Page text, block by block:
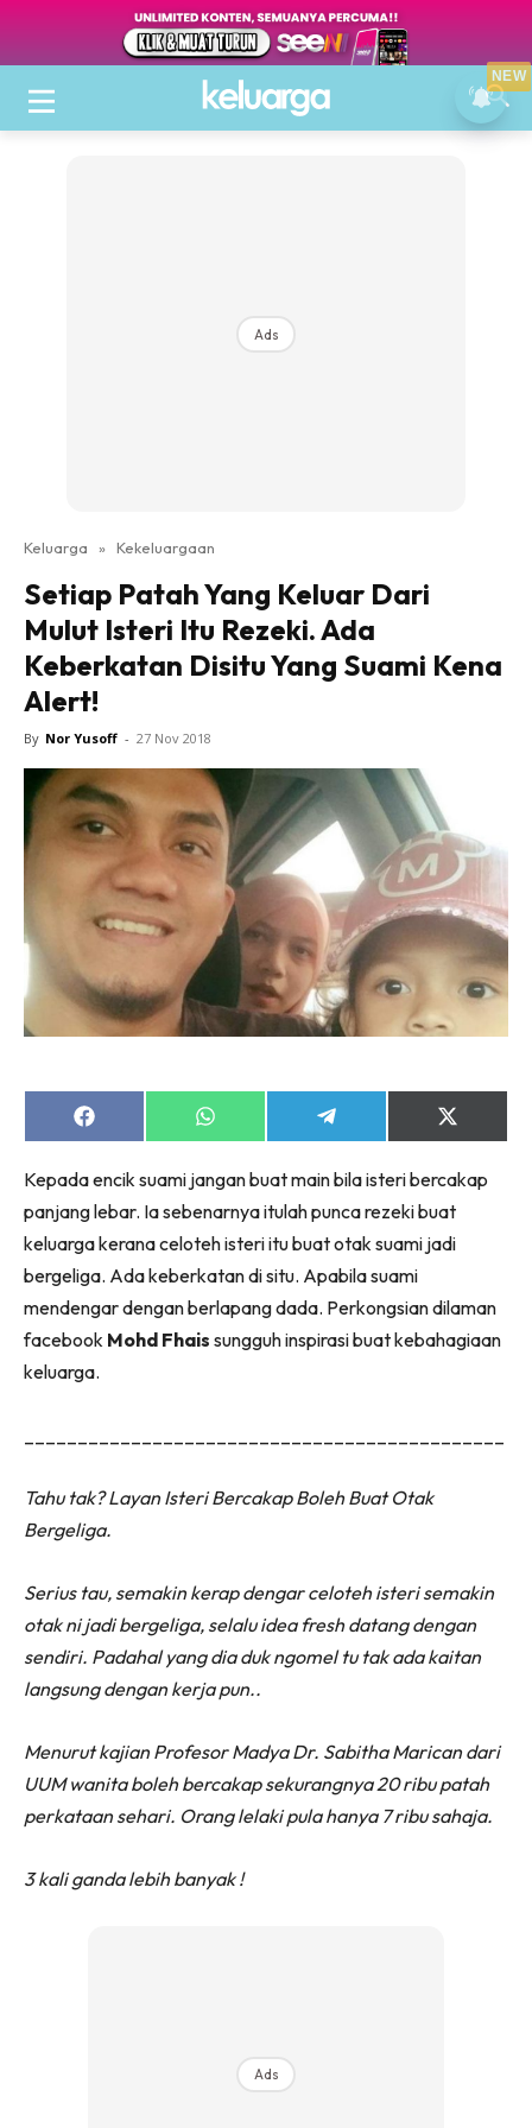
Ads
Keluarga » Kekeluargaan
Setiap Patah Yang Keluar Dari
Mulut Isteri Itu Rezeki. Ada
Keberkatan Disitu Yang Suami Kena
Alert!
By Nor Yusoff - 27 Nov 2018
Share
on
Share
on
Share
on
Share
on
(Twitter)
Kepada encik suami jangan buat main bila isteri bercakap
panjang lebar. Ia sebenarnya itulah punca rezeki buat
keluarga kerana celoteh isteri itu buat otak suami jadi
bergeliga. Ada keberkatan di situ. Apabila suami
mendengar dengan berlapang dada. Perkongsian dilaman
facebook Mohd Fhais sungguh inspirasi buat kebahagiaan
keluarga.
Tahu tak? Layan Isteri Bercakap Boleh Buat Otak
Bergeliga.
Serius tau, semakin kerap dengar celoteh isteri semakin
otak ni jadi bergeliga, selalu idea fresh datang dengan
sendiri. Padahal yang dia duk ngomel tu tak ada kaitan
langsung dengan kerja pun..
Menurut kajian Profesor Madya Dr. Sabitha Marican dari
UUM wanita boleh bercakap sekurangnya 20 ribu patah
perkataan sehari. Orang lelaki pula hanya 7 ribu sahaja.
3 kali ganda lebih banyak !
Ads
NEW